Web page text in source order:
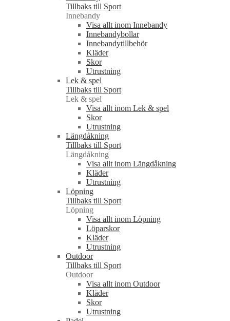
Tillbaks till Sport
Innebandy
Visa allt inom Innebandy
Innebandybollar
Innebandytillbehör
Kläder
Skor
Utrustning
Lek & spel
Tillbaks till Sport
Lek & spel
Visa allt inom Lek & spel
Skor
Utrustning
Längdåkning
Tillbaks till Sport
Längdåkning
Visa allt inom Längdåkning
Kläder
Utrustning
Löpning
Tillbaks till Sport
Löpning
Visa allt inom Löpning
Löparskor
Kläder
Utrustning
Outdoor
Tillbaks till Sport
Outdoor
Visa allt inom Outdoor
Kläder
Skor
Utrustning